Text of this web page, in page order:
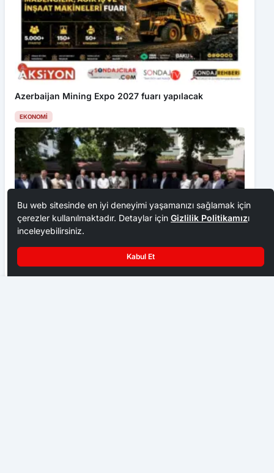
Azerbaijan Mining Expo 2027 fuarı yapılacak
EKONOMI
Ankara Ziraat Odaları; hububat alım fiyatları çiftçimizi
Bu web sitesinde en iyi deneyimi yaşamanızı sağlamak için
çerezler kullanılmaktadır. Detaylar için Gizlilik Politikamızı
inceleyebilirsiniz.
Kabul Et